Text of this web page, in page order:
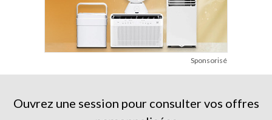
Sponsorisé
Ouvrez une session pour consulter vos offres